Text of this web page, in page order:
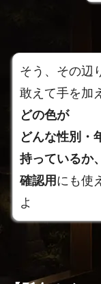
そう、その辺
敢えて手を加
どの色が
どんな性別・
持っているか
確認用 にも使
よ